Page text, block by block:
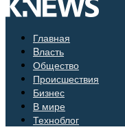
Главная
Bласть
Общество
Происшествия
Бизнес
В мире
Техноблог